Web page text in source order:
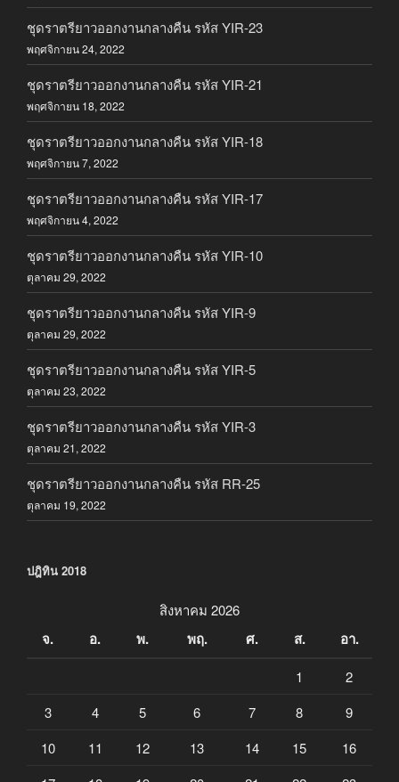
ชุดราตรียาวออกงานกลางคืน รหัส YIR-23
พฤศจิกายน 24, 2022
ชุดราตรียาวออกงานกลางคืน รหัส YIR-21
พฤศจิกายน 18, 2022
ชุดราตรียาวออกงานกลางคืน รหัส YIR-18
พฤศจิกายน 7, 2022
ชุดราตรียาวออกงานกลางคืน รหัส YIR-17
พฤศจิกายน 4, 2022
ชุดราตรียาวออกงานกลางคืน รหัส YIR-10
ตุลาคม 29, 2022
ชุดราตรียาวออกงานกลางคืน รหัส YIR-9
ตุลาคม 29, 2022
ชุดราตรียาวออกงานกลางคืน รหัส YIR-5
ตุลาคม 23, 2022
ชุดราตรียาวออกงานกลางคืน รหัส YIR-3
ตุลาคม 21, 2022
ชุดราตรียาวออกงานกลางคืน รหัส RR-25
ตุลาคม 19, 2022
ปฎิทิน 2018
สิงหาคม 2026
จ. อ. พ. พฤ. ศ. ส. อา.
1
2
3
4 5 6 7 8
9
10
11 12 13 14 15
16